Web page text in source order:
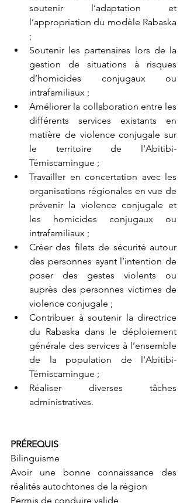
soutenir l’adaptation et
l’appropriation du modèle Rabaska
;
Soutenir les partenaires lors de la
gestion de situations à risques
d’homicides conjugaux ou
intrafamiliaux ;
Améliorer la collaboration entre les
différents services existants en
matière de violence conjugale sur
le territoire de l’Abitibi-
Témiscamingue ;
Travailler en concertation avec les
organisations régionales en vue de
prévenir la violence conjugale et
les homicides conjugaux ou
intrafamiliaux ;
Créer des filets de sécurité autour
des personnes ayant l’intention de
poser des gestes violents ou
auprès des personnes victimes de
violence conjugale ;
Contribuer à soutenir la directrice
du Rabaska dans le déploiement
générale des services à l’ensemble
de la population de l’Abitibi-
Témiscamingue ;
Réaliser diverses tâches
administratives.
PRÉREQUIS
Bilinguisme
Avoir une bonne connaissance des
réalités autochtones de la région
Permis de conduire valide